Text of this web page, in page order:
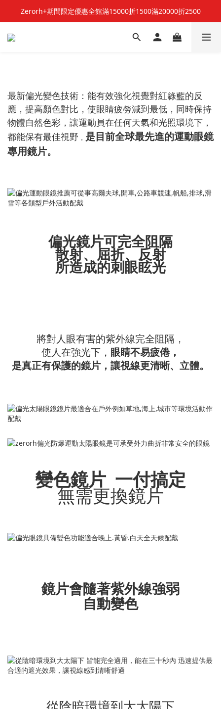
立即加入Zerorh+官網會員，獲得購物禮金
Zerorh+期間限定優惠全館滿15000折1500滿20000折2500
立即加入Zerorh+官網會員，獲得購物禮金
最新偏光變色技術：能有效強化視覺對紅綠藍的反
應，提高顏色對比，使眼睛疲勞減到最低，同時保持
物體自然色彩，讓運動員在任何天氣和光照環境下，
都能保有最佳視野 ， 是目前全球最先進的運動眼鏡
專用鏡片。
偏光鏡片可完全阻隔
散射、屈折、反射
所造成的刺眼眩光
將對人眼有害的紫外線完全阻隔，
使人在強光下， 眼睛不易疲倦，
是真正有保護的鏡片，讓視線更清晰、立體。
變色鏡片 一付搞定
無需更換鏡片
鏡片會隨著紫外線強弱
自動變色